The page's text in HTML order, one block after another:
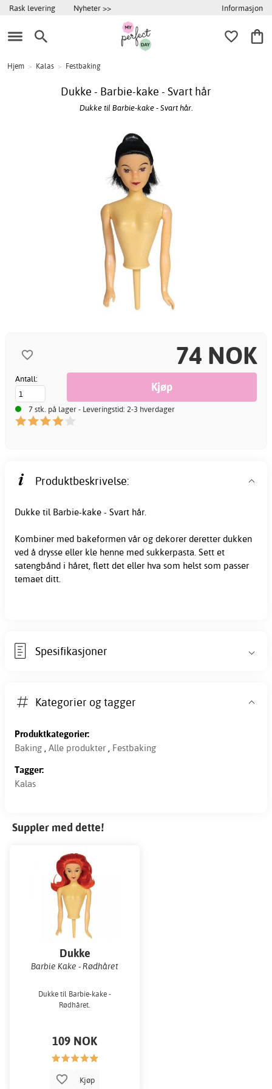
Rask levering Nyheter >> Informasjon
Hjem > Kalas > Festbaking
Dukke - Barbie-kake - Svart hår
Dukke til Barbie-kake - Svart hår.
74 NOK
Antall:
7 stk. på lager - Leveringstid: 2-3 hverdager
Produktbeskrivelse:
Dukke til Barbie-kake - Svart hår.
Kombiner med bakeformen vår og dekorer deretter dukken
ved å drysse eller kle henne med sukkerpasta. Sett et
satengbånd i håret, flett det eller hva som helst som passer
temaet ditt.
Spesifikasjoner
Kategorier og tagger
Produktkategorier:
Baking , Alle produkter , Festbaking
Tagger:
Kalas
Suppler med dette!
Dukke
Barbie Kake - Rødhåret
Dukke til Barbie-kake -
Rødhåret.
109 NOK
Kjøp